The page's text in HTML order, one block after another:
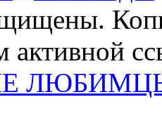
активной